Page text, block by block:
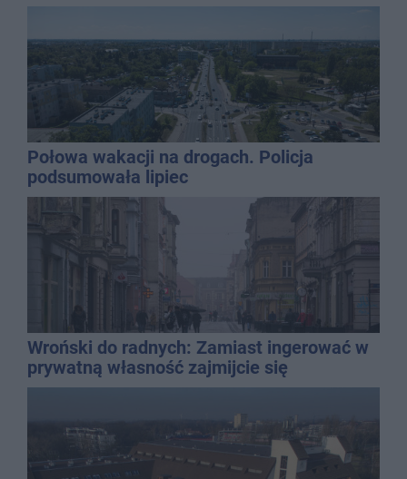
Połowa wakacji na drogach. Policja
podsumowała lipiec
Wroński do radnych: Zamiast ingerować w
prywatną własność zajmijcie się
gospodarką